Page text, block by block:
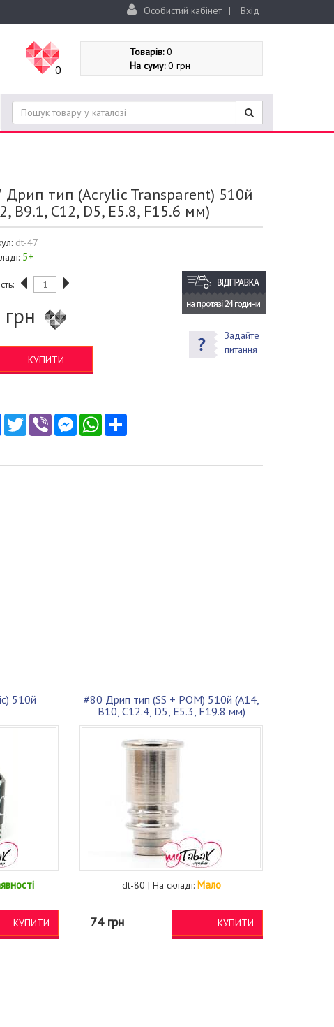
Особистий кабінет | Вхід
0
Товарів:0
На суму:0 грн
Дрип тип (Acrylic Transparent) 510й
B9.1, C12, D5, E5.8, F15.6 мм)
dt-47
5+
КУПИТИ
Задайте
питання
FacebookTwitterViber MessengerWhatsApp
510й
КУПИТИ
#80 Дрип тип (SS + POM) 510й (A14,
B10, C12.4, D5, E5.3, F19.8 мм)
dt-80 | На складі: Мало
74 грн КУПИТИ